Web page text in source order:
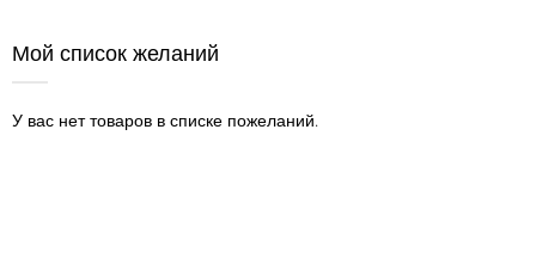
Мой список желаний
У вас нет товаров в списке пожеланий.